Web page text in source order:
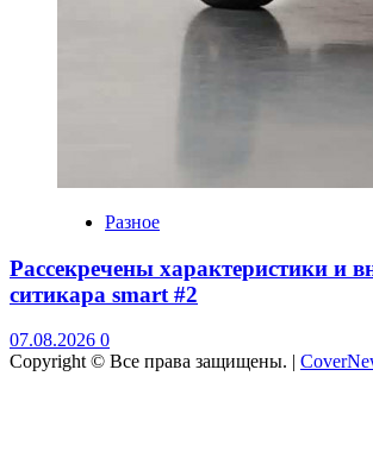
Разное
Рассекречены характеристики и
ситикара smart #2
07.08.2026 0
Copyright © Все права защищены. |